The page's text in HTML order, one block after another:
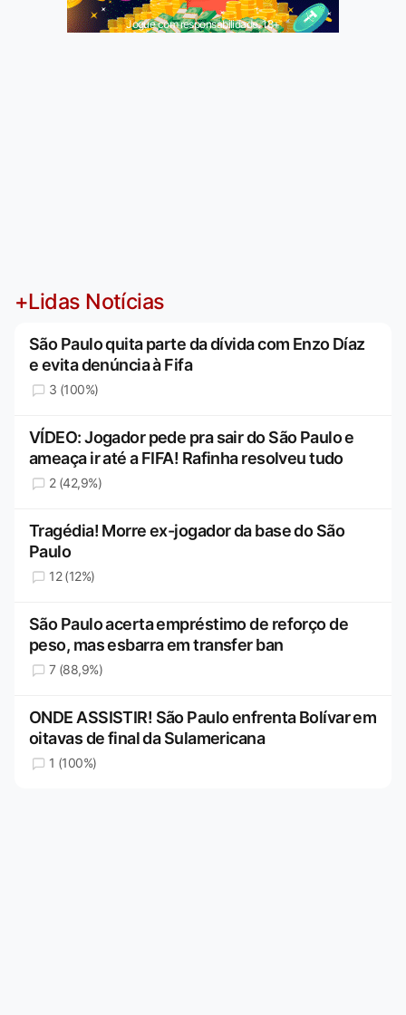
Jogue com responsabilidade. 18+
+Lidas Notícias
São Paulo quita parte da dívida com Enzo Díaz
e evita denúncia à Fifa
3 (100%)
VÍDEO: Jogador pede pra sair do São Paulo e
ameaça ir até a FIFA! Rafinha resolveu tudo
2 (42,9%)
Tragédia! Morre ex-jogador da base do São
Paulo
12 (12%)
São Paulo acerta empréstimo de reforço de
peso, mas esbarra em transfer ban
7 (88,9%)
ONDE ASSISTIR! São Paulo enfrenta Bolívar em
oitavas de final da Sulamericana
1 (100%)